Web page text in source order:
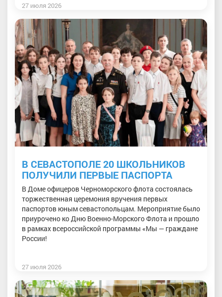
27 июля 2026
В СЕВАСТОПОЛЕ 20 ШКОЛЬНИКОВ
ПОЛУЧИЛИ ПЕРВЫЕ ПАСПОРТА
В Доме офицеров Черноморского флота состоялась
торжественная церемония вручения первых
паспортов юным севастопольцам. Мероприятие было
приурочено ко Дню Военно-Морского Флота и прошло
в рамках всероссийской программы «Мы — граждане
России!
27 июля 2026